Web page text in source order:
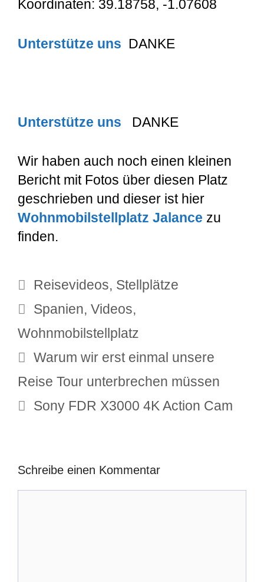
Koordinaten: 39.18758, -1.07608
Unterstütze uns DANKE
Unterstütze uns DANKE
Wir haben auch noch einen kleinen
Bericht mit Fotos über diesen Platz
geschrieben und dieser ist hier
Wohnmobilstellplatz Jalance zu
finden.
Kategorien
Reisevideos, Stellplätze
Schlagwörter
Spanien, Videos,
Wohnmobilstellplatz
Warum wir erst einmal unsere
Reise Tour unterbrechen müssen
Sony FDR X3000 4K Action Cam
Schreibe einen Kommentar